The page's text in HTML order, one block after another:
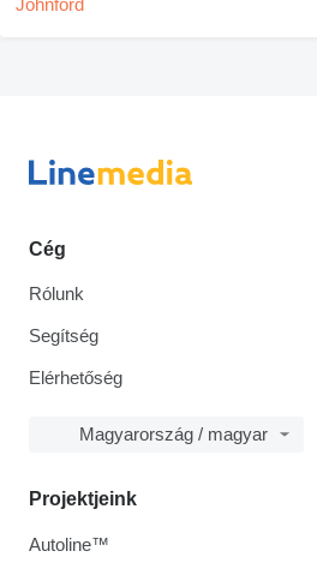
Cég
Rólunk
Segítség
Elérhetőség
Magyarország / magyar
Projektjeink
Autoline™